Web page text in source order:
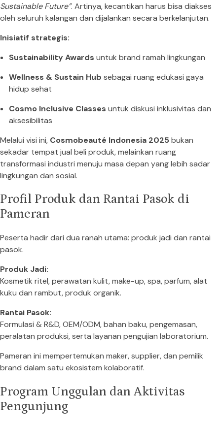
Sustainable Future”. Artinya, kecantikan harus bisa diakses
oleh seluruh kalangan dan dijalankan secara berkelanjutan.
Inisiatif strategis:
Sustainability Awards untuk brand ramah lingkungan
Wellness & Sustain Hub sebagai ruang edukasi gaya
hidup sehat
Cosmo Inclusive Classes untuk diskusi inklusivitas dan
aksesibilitas
Melalui visi ini, Cosmobeauté Indonesia 2025bukan
sekadar tempat jual beli produk, melainkan ruang
transformasi industri menuju masa depan yang lebih sadar
lingkungan dan sosial.
Profil Produk dan Rantai Pasok di
Pameran
Peserta hadir dari dua ranah utama: produk jadi dan rantai
pasok.
Produk Jadi:
Kosmetik ritel, perawatan kulit, make-up, spa, parfum, alat
kuku dan rambut, produk organik.
Rantai Pasok:
Formulasi & R&D, OEM/ODM, bahan baku, pengemasan,
peralatan produksi, serta layanan pengujian laboratorium.
Pameran ini mempertemukan maker, supplier, dan pemilik
brand dalam satu ekosistem kolaboratif.
Program Unggulan dan Aktivitas
Pengunjung